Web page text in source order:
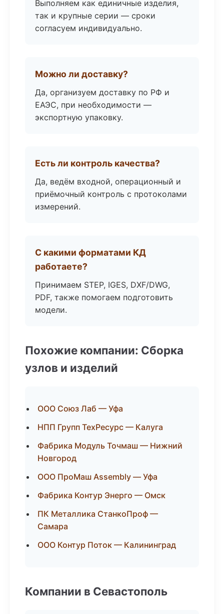
Выполняем как единичные изделия,
так и крупные серии — сроки
согласуем индивидуально.
Можно ли доставку?
Да, организуем доставку по РФ и
ЕАЭС, при необходимости —
экспортную упаковку.
Есть ли контроль качества?
Да, ведём входной, операционный и
приёмочный контроль с протоколами
измерений.
С какими форматами КД
работаете?
Принимаем STEP, IGES, DXF/DWG,
PDF, также помогаем подготовить
модели.
Похожие компании: Сборка
узлов и изделий
ООО Союз Лаб — Уфа
НПП Групп ТехРесурс — Калуга
Фабрика Модуль Точмаш — Нижний
Новгород
ООО ПроМаш Assembly — Уфа
Фабрика Контур Энерго — Омск
ПК Металлика СтанкоПроф —
Самара
ООО Контур Поток — Калининград
Компании в Севастополь